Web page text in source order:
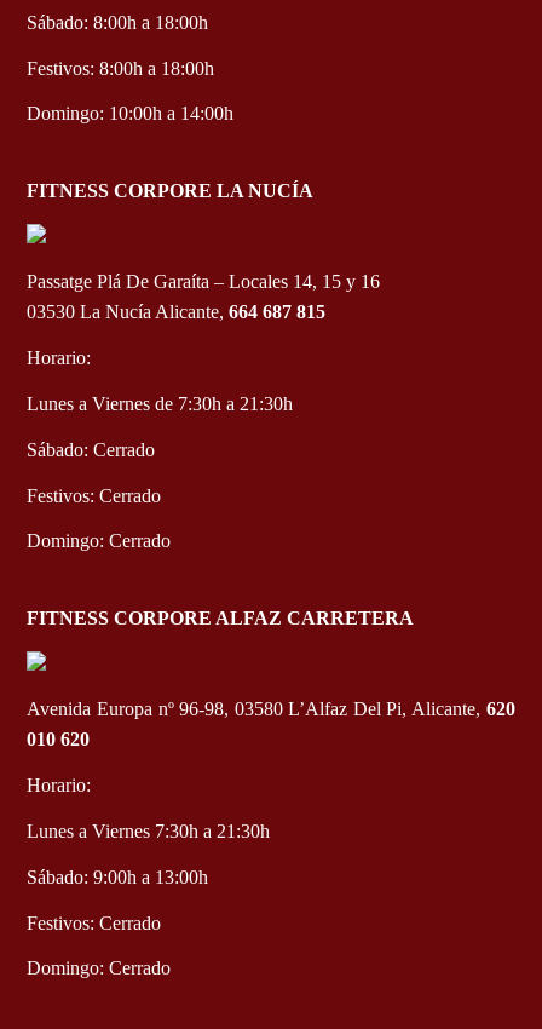
Sábado: 8:00h a 18:00h
Festivos: 8:00h a 18:00h
Domingo: 10:00h a 14:00h
FITNESS CORPORE LA NUCÍA
Passatge Plá De Garaíta – Locales 14, 15 y 16
03530 La Nucía Alicante,664 687 815
Horario:
Lunes a Viernes de 7:30h a 21:30h
Sábado: Cerrado
Festivos: Cerrado
Domingo: Cerrado
FITNESS CORPORE ALFAZ CARRETERA
Avenida Europa nº 96-98, 03580 L’Alfaz Del Pi, Alicante, 620
010 620
Horario:
Lunes a Viernes 7:30h a 21:30h
Sábado: 9:00h a 13:00h
Festivos: Cerrado
Domingo: Cerrado